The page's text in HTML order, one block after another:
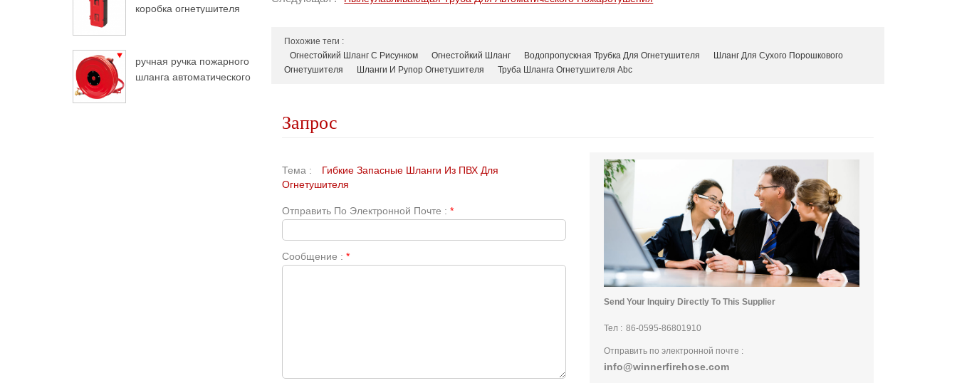
коробка огнетушителя
ручная ручка пожарного
шланга автоматического
Похожие теги :
Огнестойкий Шланг С Рисунком
Огнестойкий Шланг Водопропускная Трубка Для Огнетушителя
Шланг Для Сухого Порошкового
Огнетушителя
Шланги И Рупор Огнетушителя Труба Шланга Огнетушителя Abc
Запрос
Тема :
Гибкие Запасные Шланги Из ПВХ Для
Огнетушителя
Отправить По Электронной Почте :*
Сообщение :*
Send Your Inquiry Directly To This Supplier
Тел : 86-0595-86801910
Отправить по электронной почте :
info@winnerfirehose.com